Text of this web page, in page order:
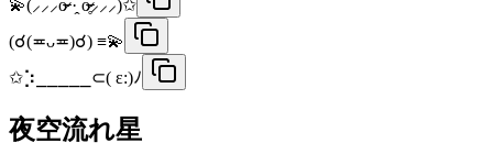
💫(⸝⸝⸝o̴̶̷᷄ ·̭ o̴̶̷̥᷅⸝⸝⸝)✩
(☌(≖ᴗ≖)☌) ≡💫
✩⡱⎯⎯⎯⎯⎯⊂( ε:)ﾉ
夜空流れ星